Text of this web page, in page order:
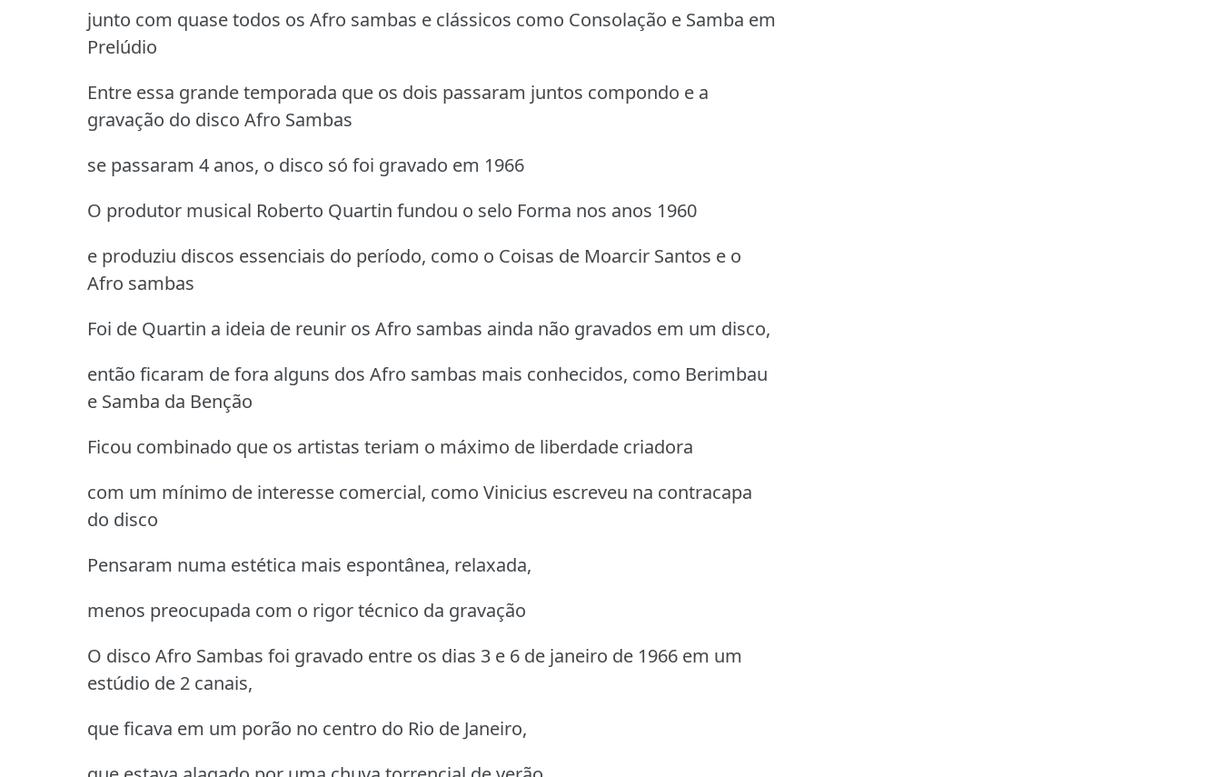
junto com quase todos os Afro sambas e clássicos como Consolação e Samba em
Prelúdio
Entre essa grande temporada que os dois passaram juntos compondo e a
gravação do disco Afro Sambas
se passaram 4 anos, o disco só foi gravado em 1966
O produtor musical Roberto Quartin fundou o selo Forma nos anos 1960
e produziu discos essenciais do período, como o Coisas de Moarcir Santos e o
Afro sambas
Foi de Quartin a ideia de reunir os Afro sambas ainda não gravados em um disco,
então ficaram de fora alguns dos Afro sambas mais conhecidos, como Berimbau
e Samba da Benção
Ficou combinado que os artistas teriam o máximo de liberdade criadora
com um mínimo de interesse comercial, como Vinicius escreveu na contracapa
do disco
Pensaram numa estética mais espontânea, relaxada,
menos preocupada com o rigor técnico da gravação
O disco Afro Sambas foi gravado entre os dias 3 e 6 de janeiro de 1966 em um
estúdio de 2 canais,
que ficava em um porão no centro do Rio de Janeiro,